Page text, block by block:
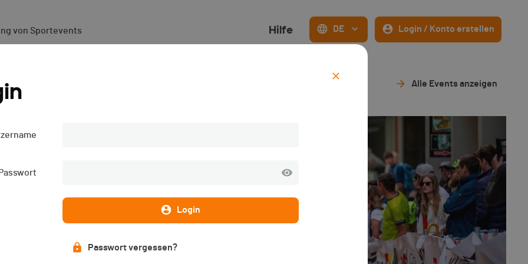
Passwort
Login
Passwort vergessen?
von Sportevents Hilfe DE Login / Konto erstellen
- Lugano - XCC - 2023 Alle Events anzeigen